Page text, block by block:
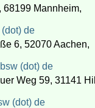
68199 Mannheim,
de
6, 52070 Aachen,
(dot) de
Weg 59, 31141
(dot) de